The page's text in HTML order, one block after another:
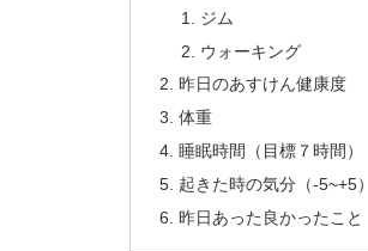
ジム
ウォーキング
昨日のあすけん健康度
体重
睡眠時間（目標７時間）
起きた時の気分（-5~+5）
昨日あった良かったこと